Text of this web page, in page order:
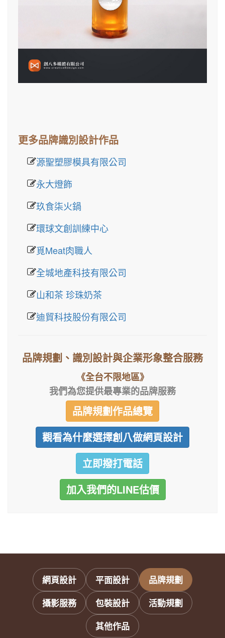
更多品牌識別設計作品
源聖塑膠模具有限公司
永大燈飾
玖食柒火鍋
環球文創訓練中心
覓Meat肉職人
全城地產科技有限公司
山和茶 珍珠奶茶
迪貿科技股份有限公司
品牌規劃、識別設計與企業形象整合服務
《全台不限地區》
我們為您提供最專業的品牌服務
品牌規劃作品總覽
觀看為什麼選擇創八做網頁設計
立即撥打電話
加入我們的LINE估價
網頁設計 平面設計
品牌規劃
攝影服務
包裝設計
活動規劃
其他作品